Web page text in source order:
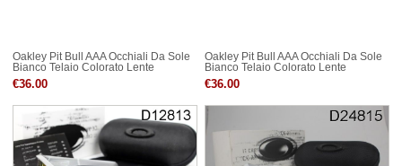
Oakley Pit Bull AAA Occhiali Da Sole
Bianco Telaio Colorato Lente
€36.00
Oakley Pit Bull AAA Occhiali Da Sole
Bianco Telaio Colorato Lente
€36.00